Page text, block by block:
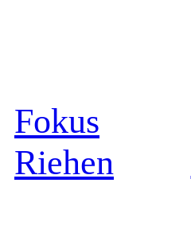
Fokus
Riehen